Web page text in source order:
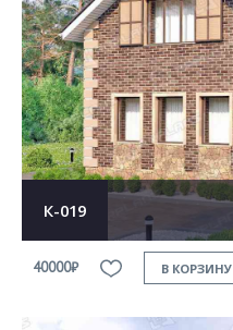
К-019
40000₽ В КОРЗИНУ